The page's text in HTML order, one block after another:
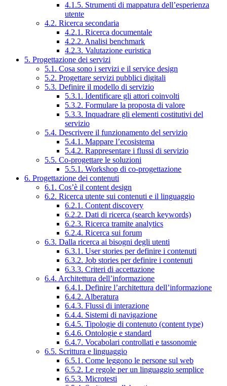
4.1.5. Strumenti di mappatura dell’esperienza
utente
4.2. Ricerca secondaria
4.2.1. Ricerca documentale
4.2.2. Analisi benchmark
4.2.3. Valutazione euristica
5. Progettazione dei servizi
5.1. Cosa sono i servizi e il service design
5.2. Progettare servizi pubblici digitali
5.3. Definire il modello di servizio
5.3.1. Identificare gli attori coinvolti
5.3.2. Formulare la proposta di valore
5.3.3. Inquadrare gli elementi costitutivi del
servizio
5.4. Descrivere il funzionamento del servizio
5.4.1. Mappare l’ecosistema
5.4.2. Rappresentare i flussi di servizio
5.5. Co-progettare le soluzioni
5.5.1. Workshop di co-progettazione
6. Progettazione dei contenuti
6.1. Cos’è il content design
6.2. Ricerca utente sui contenuti e il linguaggio
6.2.1. Content discovery
6.2.2. Dati di ricerca (search keywords)
6.2.3. Ricerca tramite analytics
6.2.4. Ricerca sui forum
6.3. Dalla ricerca ai bisogni degli utenti
6.3.1. User stories per definire i contenuti
6.3.2. Job stories per definire i contenuti
6.3.3. Criteri di accettazione
6.4. Architettura dell’informazione
6.4.1. Definire l’architettura dell’informazione
6.4.2. Alberatura
6.4.3. Flussi di interazione
6.4.4. Sistemi di navigazione
6.4.5. Tipologie di contenuto (content type)
6.4.6. Ontologie e standard
6.4.7. Vocabolari controllati e tassonomie
6.5. Scrittura e linguaggio
6.5.1. Come leggono le persone sul web
6.5.2. Le regole per un linguaggio semplice
6.5.3. Microtesti